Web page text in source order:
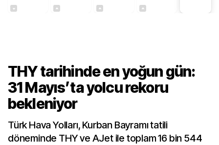
THY tarihinde en yoğun gün:
31 Mayıs’ta yolcu rekoru
bekleniyor
Türk Hava Yolları, Kurban Bayramı tatili
döneminde THY ve AJet ile toplam 16 bin 544